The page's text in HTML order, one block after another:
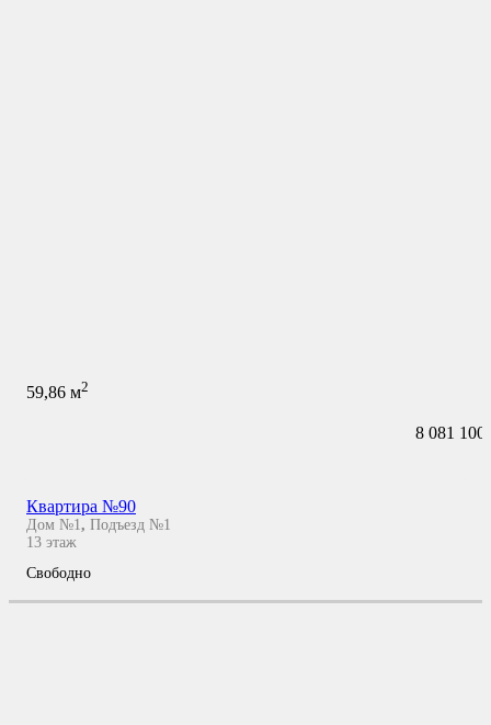
59,86 м2
8 081 100
Квартира №90
Дом №1, Подъезд №1
13 этаж
Свободно